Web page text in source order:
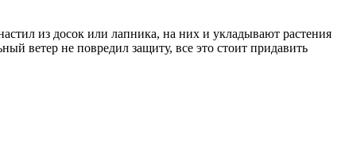
из досок или лапника, на них и укладывают растения
ветер не повредил защиту, все это стоит придавить